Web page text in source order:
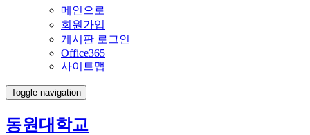
메인으로
회원가입
게시판 로그인
Office365
사이트맵
Toggle navigation
동원대학교